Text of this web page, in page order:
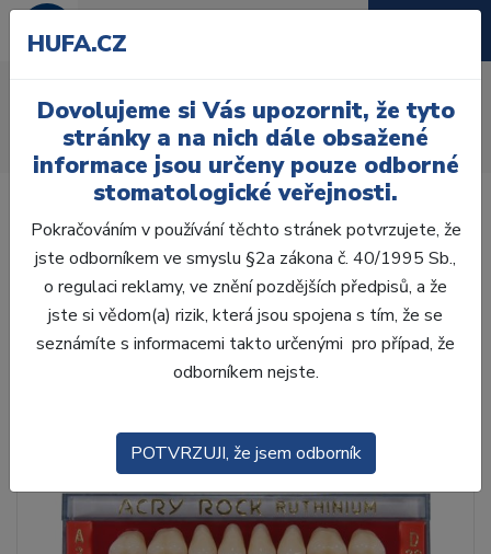
Úvod Zuby
AcryRock
AcryRock 1x28 S56-I46-D45, C2
HUFA.CZ
Dovolujeme si Vás upozornit, že tyto
stránky a na nich dále obsažené
informace jsou určeny pouze odborné
stomatologické veřejnosti.
Pokračováním v používání těchto stránek potvrzujete, že
jste odborníkem ve smyslu §2a zákona č. 40/1995 Sb.,
o regulaci reklamy, ve znění pozdějších předpisů, a že
jste si vědom(a) rizik, která jsou spojena s tím, že se
seznámíte s informacemi takto určenými pro případ, že
odborníkem nejste.
POTVRZUJI, že jsem odborník